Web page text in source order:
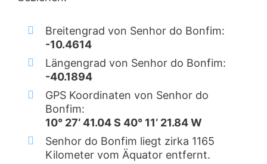
Breitengrad von Senhor do Bonfim:
-10.4614
Längengrad von Senhor do Bonfim:
-40.1894
GPS Koordinaten von Senhor do
Bonfim:
10° 27‘ 41.04 S 40° 11‘ 21.84 W
Senhor do Bonfim liegt zirka 1165
Kilometer vom Äquator entfernt.